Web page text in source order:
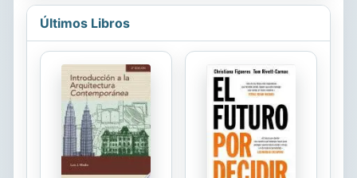
movido por los mismos ideales. Un
accionar político, dos conceptos que
resultan una contradicción en
nuestra contemporaneidad. Queda
por resolver si alojar esa
contradicción acaso no es lo que
permite conducir un Estado. Algo
que este libro no pretende...
Últimos Libros